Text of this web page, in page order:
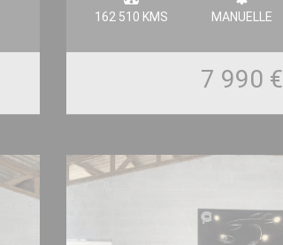
162 510 KMS MANUELLE
7 990 €